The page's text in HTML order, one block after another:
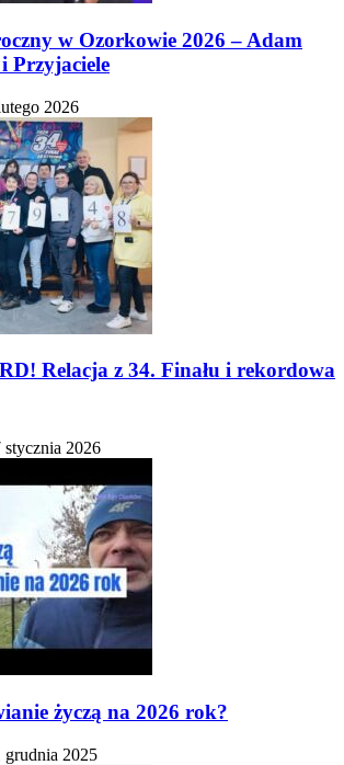
w Ozorkowie 2026 – Adam
Przyjaciele
2026
Relacja z 34. Finału i rekordowa
stycznia 2026
życzą na 2026 rok?
grudnia 2025